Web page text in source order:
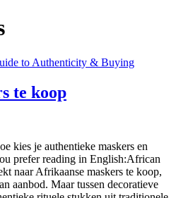
te koop
kies je authentieke maskers en
prefer reading in English:African
naar Afrikaanse maskers te koop,
aanbod. Maar tussen decoratieve